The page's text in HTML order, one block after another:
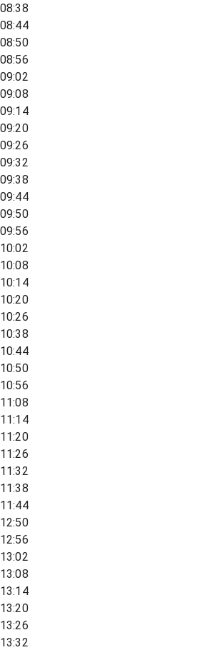
08:38
08:44
08:50
08:56
09:02
09:08
09:14
09:20
09:26
09:32
09:38
09:44
09:50
09:56
10:02
10:08
10:14
10:20
10:26
10:38
10:44
10:50
10:56
11:08
11:14
11:20
11:26
11:32
11:38
11:44
12:50
12:56
13:02
13:08
13:14
13:20
13:26
13:32